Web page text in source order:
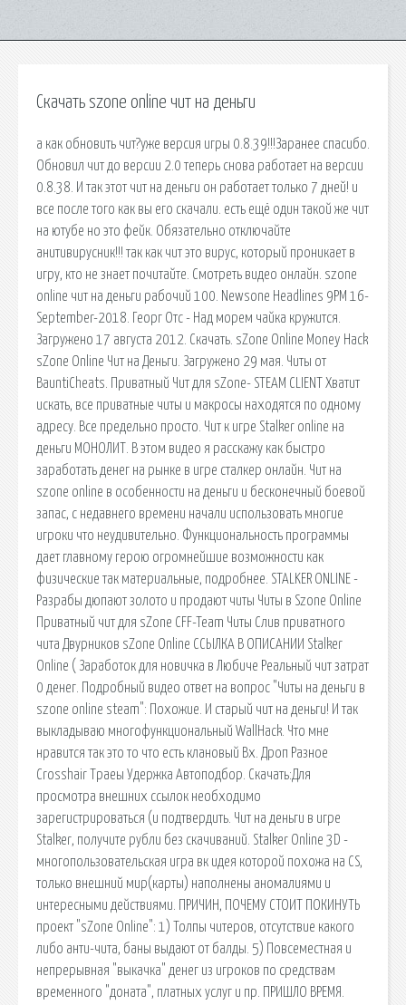
Скачать szone online чит на деньги
а как обновить чит?уже версия игры 0.8.39!!!Заранее спасибо.
Обновил чит до версии 2.0 теперь снова работает на версии
0.8.38. И так этот чит на деньги он работает только 7 дней! и
все после того как вы его скачали. есть ещё один такой же чит
на ютубе но это фейк. Обязательно отключайте
анитивирусник!!! так как чит это вирус, который проникает в
игру, кто не знает почитайте. Смотреть видео онлайн. szone
online чит на деньги рабочий 100. Newsone Headlines 9PM 16-
September-2018. Георг Отс - Над морем чайка кружится.
Загружено 17 августа 2012. Скачать. sZone Online Money Hack
sZone Online Чит на Деньги. Загружено 29 мая. Читы от
BauntiCheats. Приватный Чит для sZone- STEAM CLIENT Хватит
искать, все приватные читы и макросы находятся по одному
адресу. Все предельно просто. Чит к игре Stalker online на
деньги МОНОЛИТ. В этом видео я расскажу как быстро
заработать денег на рынке в игре сталкер онлайн. Чит на
szone online в особенности на деньги и бесконечный боевой
запас, с недавнего времени начали использовать многие
игроки что неудивительно. Функциональность программы
дает главному герою огромнейшие возможности как
физические так материальные, подробнее. STALKER ONLINE -
Разрабы дюпают золото и продают читы Читы в Szone Online
Приватный чит для sZone CFF-Team Читы Слив приватного
чита Двурников sZone Online ССЫЛКА В ОПИСАНИИ Stalker
Online ( Заработок для новичка в Любиче Реальный чит затрат
0 денег. Подробный видео ответ на вопрос "Читы на деньги в
szone online steam": Похожие. И старый чит на деньги! И так
выкладываю многофункциональный WallHack. Что мне
нравится так это то что есть клановый Вх. Дроп Разное
Crosshair Траеы Удержка Автоподбор. Скачать:Для
просмотра внешних ссылок необходимо
зарегистрироваться (и подтвердить. Чит на деньги в игре
Stalker, получите рубли без скачиваний. Stalker Online 3D -
многопользовательская игра вк идея которой похожа на CS,
только внешний мир(карты) наполнены аномалиями и
интересными действиями. ПРИЧИН, ПОЧЕМУ СТОИТ ПОКИНУТЬ
проект "sZone Online": 1) Толпы читеров, отсутствие какого
либо анти-чита, баны выдают от балды. 5) Повсеместная и
непрерывная "выкачка" денег из игроков по средствам
временного "доната", платных услуг и пр. ПРИШЛО ВРЕМЯ.